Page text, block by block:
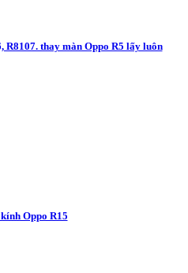
R8107. thay màn Oppo R5 lấy luôn
Oppo R15